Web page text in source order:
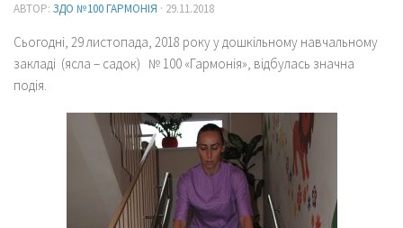
АВТОР: ЗДО №100 ГАРМОНІЯ · 29.11.2018
Сьогодні, 29 листопада, 2018 року у дошкільному навчальному
закладі (ясла – садок) № 100 «Гармонія», відбулась значна
подія.